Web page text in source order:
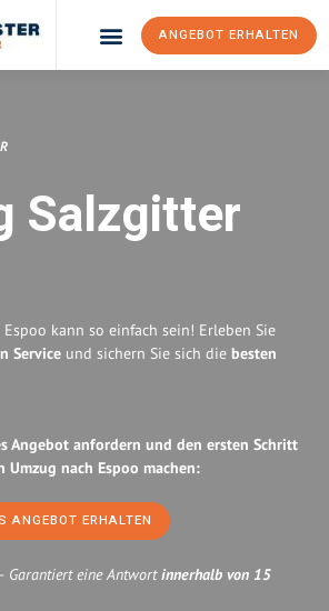
ANGEBOT ERHALTEN
Salzgitter
kann so einfach sein! Erleben Sie
Service und sichern Sie sich die besten
Angebot anfordern und den ersten Schritt
Umzug nach Espoo machen:
ANGEBOT ERHALTEN
Garantiert eine Antwortinnerhalb von 15